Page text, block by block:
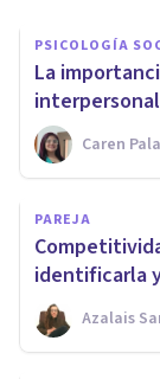
PSICOLOGÍA
La
Caren
PAREJA
identificarla
Azalais